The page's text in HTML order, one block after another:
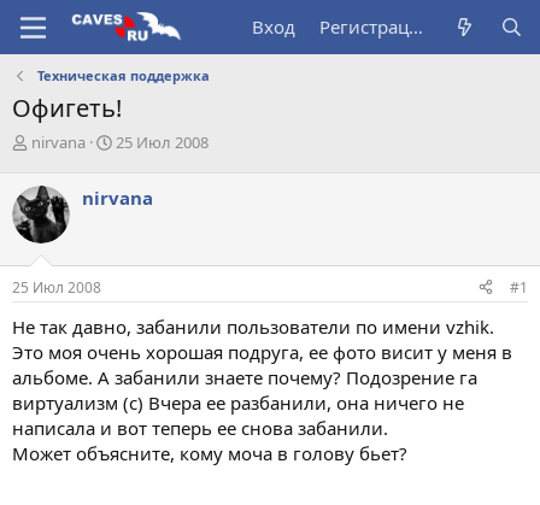
Вход Регистрация
Техническая поддержка
Офигеть!
А
т
о
р
т
е
м
nirvana
Д
а
ч
а
25 Июл 2008
nirvana
25 Июл 2008 #1
Не так давно, забанили пользователи по имени vzhik.
Это моя очень хорошая подруга, ее фото висит у меня в
альбоме. А забанили знаете почему? Подозрение га
виртуализм (с) Вчера ее разбанили, она ничего не
написала и вот теперь ее снова забанили.
Может объясните, кому моча в голову бьет?